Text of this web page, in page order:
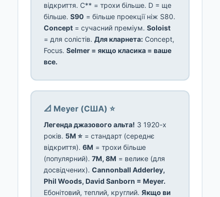
відкриття. C** = трохи більше. D = ще
більше. S90 = більше проекції ніж S80.
Concept = сучасний преміум. Soloist
= для солістів. Для кларнета: Concept,
Focus. Selmer = якщо класика = ваше
все.
📐 Meyer (США) ⭐
Легенда джазового альта! З 1920-х
років. 5M ⭐ = стандарт (середнє
відкриття). 6M = трохи більше
(популярний). 7M, 8M = велике (для
досвідчених). Cannonball Adderley,
Phil Woods, David Sanborn = Meyer.
Ебонітовий, теплий, круглий. Якщо ви